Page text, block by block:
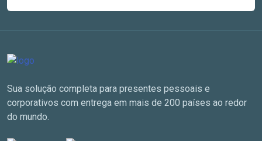
Sua solução completa para presentes pessoais e
corporativos com entrega em mais de 200 países ao redor
do mundo.